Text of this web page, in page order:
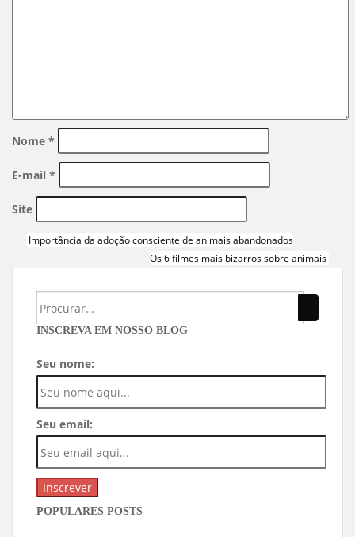
Nome *
E-mail *
Site
Importância da adoção consciente de animais abandonados
Os 6 filmes mais bizarros sobre animais
INSCREVA EM NOSSO BLOG
Seu nome:
Seu email:
POPULARES POSTS